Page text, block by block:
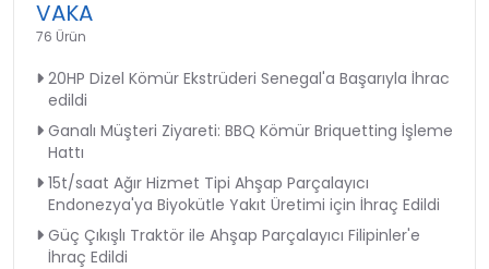
VAKA
76 Ürün
20HP Dizel Kömür Ekstrüderi Senegal'a Başarıyla İhrac
edildi
Ganalı Müşteri Ziyareti: BBQ Kömür Briquetting İşleme
Hattı
15t/saat Ağır Hizmet Tipi Ahşap Parçalayıcı
Endonezya'ya Biyokütle Yakıt Üretimi için İhraç Edildi
Güç Çıkışlı Traktör ile Ahşap Parçalayıcı Filipinler'e
İhraç Edildi